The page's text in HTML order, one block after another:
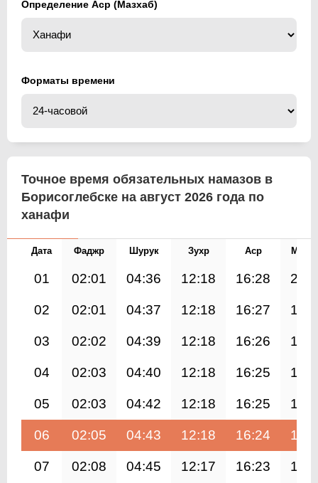
Определение Аср (Мазхаб)
Форматы времени
Точное время обязательных намазов в
Борисоглебске на август 2026 года по
ханафи
Дата Фаджр Шурук Зухр Аср
01 02:01 04:36 12:18 16:28
02 02:01 04:37 12:18 16:27
03 02:02 04:39 12:18 16:26
04 02:03 04:40 12:18 16:25
05 02:03 04:42 12:18 16:25
06 02:05 04:43 12:18 16:24
07 02:08 04:45 12:17 16:23